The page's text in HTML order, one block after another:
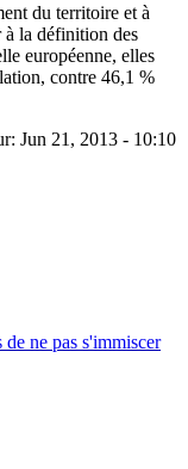
du territoire et à
à la définition des
européenne, elles
contre 46,1 %
Jun 21, 2013 - 10:10
ne pas s'immiscer